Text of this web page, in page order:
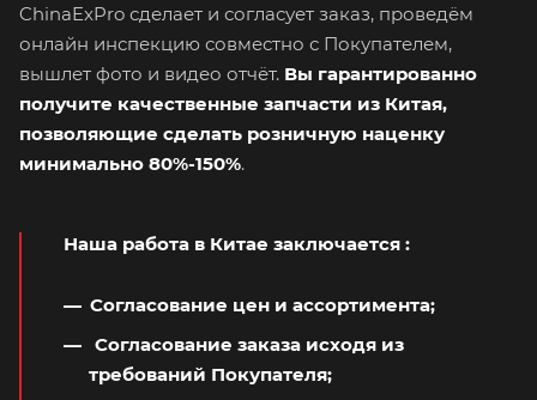
ChinaExPro сделает и согласует заказ, проведём
онлайн инспекцию совместно с Покупателем,
вышлет фото и видео отчёт. Вы гарантированно
получите качественные запчасти из Китая,
позволяющие сделать розничную наценку
минимально 80%-150%.
Наша работа в Китае заключается :
Согласование цен и ассортимента;
Согласование заказа исходя из
требований Покупателя;